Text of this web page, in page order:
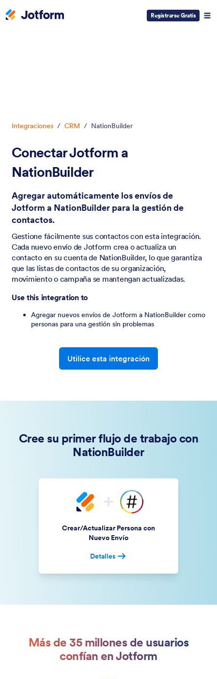
Registrarse Gratis
Integraciones / CRM / NationBuilder
Conectar Jotform a
NationBuilder
Agregar automáticamente los envíos de
Jotform a NationBuilder para la gestión de
contactos.
Gestione fácilmente sus contactos con esta integración.
Cada nuevo envío de Jotform crea o actualiza un
contacto en su cuenta de NationBuilder, lo que garantiza
que las listas de contactos de su organización,
movimiento o campaña se mantengan actualizadas.
Use this integration to
Agregar nuevos envíos de Jotform a NationBuilder como
personas para una gestión sin problemas
Utilice esta integración
Cree su primer flujo de trabajo con
NationBuilder
Crear/Actualizar Persona con
Nuevo Envío
Detalles
Más de 35 millones de usuarios
confían en Jotform